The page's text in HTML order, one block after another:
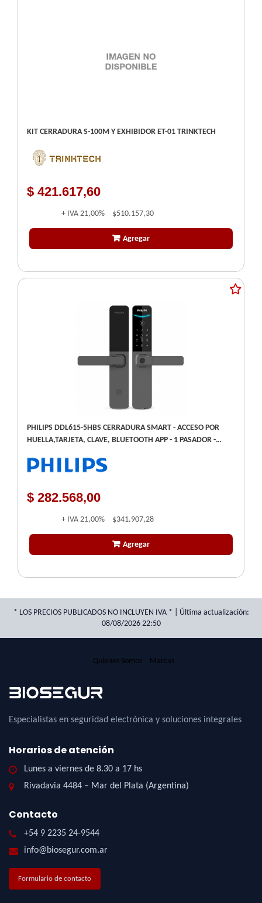
KIT CERRADURA S-100M Y EXHIBIDOR ET-01 TRINKTECH
$ 421.617,60
+ IVA 21,00% $510.157,30
Agregar
PHILIPS DDL615-5HBS CERRADURA SMART - ACCESO POR
HUELLA,TARJETA, CLAVE, BLUETOOTH APP - 1 PASADOR -
$ 282.568,00
+ IVA 21,00% $341.907,28
Agregar
* LOS PRECIOS PUBLICADOS NO INCLUYEN IVA * | Última actualización:
08/08/2026 22:50
Quienes Somos Marcas
Especialistas en seguridad electrónica y soluciones integrales
Horarios de atención
Lunes a viernes de 8.30 a 17 hs
Rivadavia 4484 – Mar del Plata (Argentina)
Contacto
+54 9 2235 24-9544
info@biosegur.com.ar
Formulario de contacto